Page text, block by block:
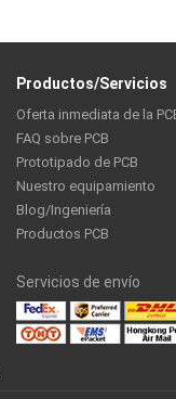
Productos/Servicios
Oferta inmediata de la
FAQ sobre PCB
Prototipado de PCB
Nuestro equipamiento
Blog/Ingeniería
Productos PCB
Servicios de envío